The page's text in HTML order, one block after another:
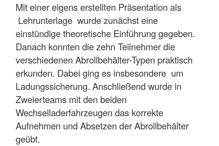
Mit einer eigens erstellten Präsentation als
Lehrunterlage wurde zunächst eine
einstündige theoretische Einführung gegeben.
Danach konnten die zehn Teilnehmer die
verschiedenen Abrollbehälter-Typen praktisch
erkunden. Dabei ging es insbesondere um
Ladungssicherung. Anschließend wurde in
Zweierteams mit den beiden
Wechselladerfahrzeugen das korrekte
Aufnehmen und Absetzen der Abrollbehälter
geübt.